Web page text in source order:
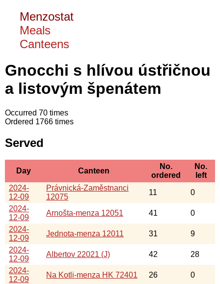
Menzostat
Meals
Canteens
Gnocchi s hlívou ústřičnou
a listovým špenátem
Occurred 70 times
Ordered 1766 times
Served
Day Canteen
No.
ordered
No.
left
2024-
12-09
Právnická-Zaměstnanci
12075
11
0
2024-
12-09
Arnošta-menza 12051 41
0
2024-
12-09
Jednota-menza 12011 31
9
2024-
12-09
Albertov 22021 (J) 42
28
2024-
12-09
Na Kotli-menza HK 72401 26
0